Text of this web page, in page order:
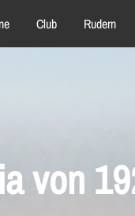
Club Rudern
von